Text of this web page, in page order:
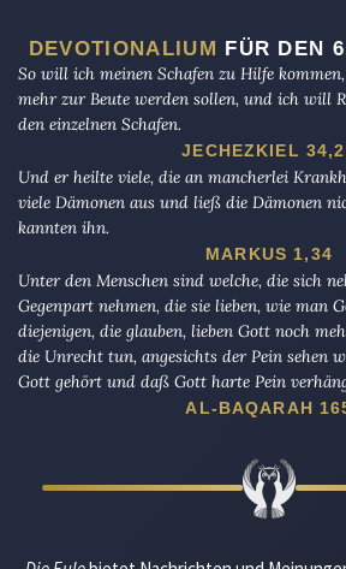
DEVOTIONALIUM FÜR DEN
So will ich meinen Schafen zu Hilfe
mehr zur Beute werden sollen, und ich will
den einzelnen Schafen.
JECHEZKIEL
Und er heilte viele, die an mancherlei
viele Dämonen aus und ließ die Dämonen
kannten ihn.
MARKUS 1,34
Unter den Menschen sind welche, die sich
Gegenpart nehmen, die sie lieben, wie man
diejenigen, die glauben, lieben Gott noch
die Unrecht tun, angesichts der Pein sehen
Gott gehört und daß Gott harte Pein
AL-BAQARAH